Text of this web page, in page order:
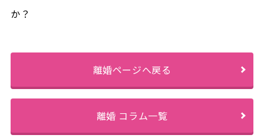
か？
離婚ページへ戻る
離婚 コラム一覧